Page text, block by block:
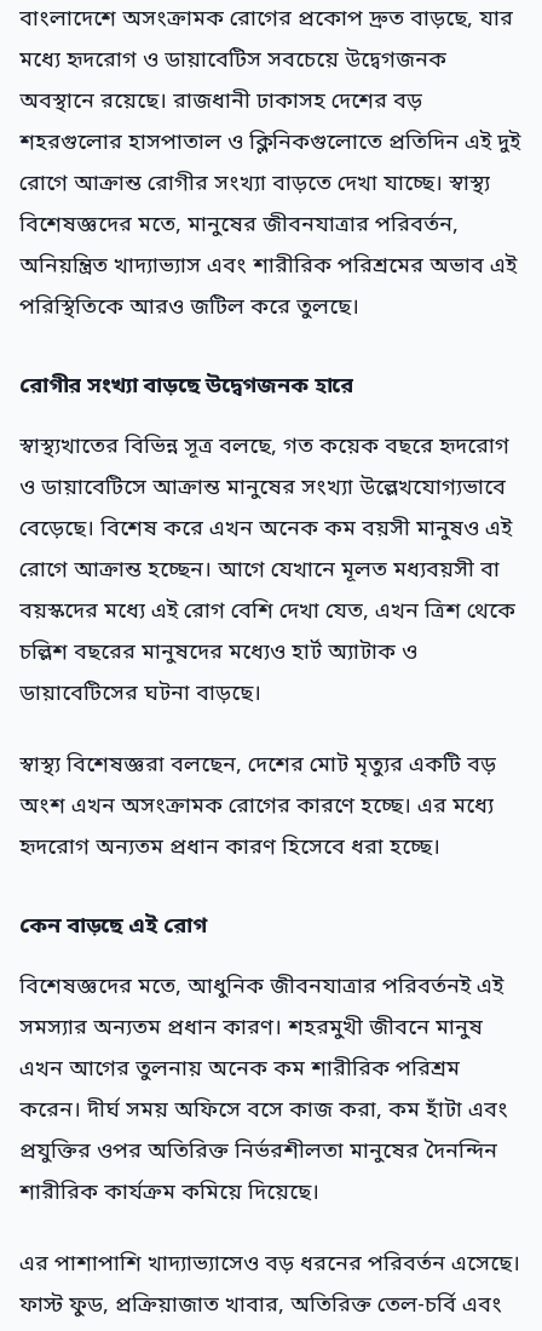
বাংলাদেশে অসংক্রামক রোগের প্রকোপ দ্রুত বাড়ছে, যার
মধ্যে হৃদরোগ ও ডায়াবেটিস সবচেয়ে উদ্বেগজনক
অবস্থানে রয়েছে। রাজধানী ঢাকাসহ দেশের বড়
শহরগুলোর হাসপাতাল ও ক্লিনিকগুলোতে প্রতিদিন এই দুই
রোগে আক্রান্ত রোগীর সংখ্যা বাড়তে দেখা যাচ্ছে। স্বাস্থ্য
বিশেষজ্ঞদের মতে, মানুষের জীবনযাত্রার পরিবর্তন,
অনিয়ন্ত্রিত খাদ্যাভ্যাস এবং শারীরিক পরিশ্রমের অভাব এই
পরিস্থিতিকে আরও জটিল করে তুলছে।
রোগীর সংখ্যা বাড়ছে উদ্বেগজনক হারে
স্বাস্থ্যখাতের বিভিন্ন সূত্র বলছে, গত কয়েক বছরে হৃদরোগ
ও ডায়াবেটিসে আক্রান্ত মানুষের সংখ্যা উল্লেখযোগ্যভাবে
বেড়েছে। বিশেষ করে এখন অনেক কম বয়সী মানুষও এই
রোগে আক্রান্ত হচ্ছেন। আগে যেখানে মূলত মধ্যবয়সী বা
বয়স্কদের মধ্যে এই রোগ বেশি দেখা যেত, এখন ত্রিশ থেকে
চল্লিশ বছরের মানুষদের মধ্যেও হার্ট অ্যাটাক ও
ডায়াবেটিসের ঘটনা বাড়ছে।
স্বাস্থ্য বিশেষজ্ঞরা বলছেন, দেশের মোট মৃত্যুর একটি বড়
অংশ এখন অসংক্রামক রোগের কারণে হচ্ছে। এর মধ্যে
হৃদরোগ অন্যতম প্রধান কারণ হিসেবে ধরা হচ্ছে।
কেন বাড়ছে এই রোগ
বিশেষজ্ঞদের মতে, আধুনিক জীবনযাত্রার পরিবর্তনই এই
সমস্যার অন্যতম প্রধান কারণ। শহরমুখী জীবনে মানুষ
এখন আগের তুলনায় অনেক কম শারীরিক পরিশ্রম
করেন। দীর্ঘ সময় অফিসে বসে কাজ করা, কম হাঁটা এবং
প্রযুক্তির ওপর অতিরিক্ত নির্ভরশীলতা মানুষের দৈনন্দিন
শারীরিক কার্যক্রম কমিয়ে দিয়েছে।
এর পাশাপাশি খাদ্যাভ্যাসেও বড় ধরনের পরিবর্তন এসেছে।
ফাস্ট ফুড, প্রক্রিয়াজাত খাবার, অতিরিক্ত তেল-চর্বি এবং